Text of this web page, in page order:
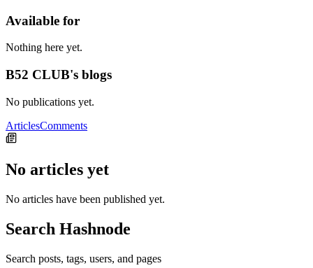
Available for
Nothing here yet.
B52 CLUB's blogs
No publications yet.
ArticlesComments
No articles yet
No articles have been published yet.
Search Hashnode
Search posts, tags, users, and pages